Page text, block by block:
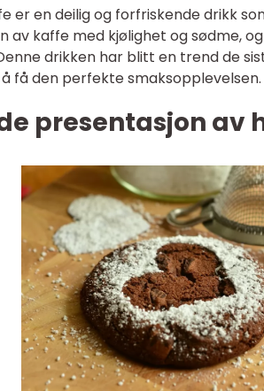
er en deilig og forfriskende drikk
av kaffe med kjølighet og sødme,
drikken har blitt en trend de
få den perfekte smaksopplevelsen.
presentasjon av